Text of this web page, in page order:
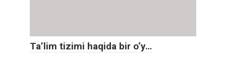
Ta’lim tizimi haqida bir o‘y…